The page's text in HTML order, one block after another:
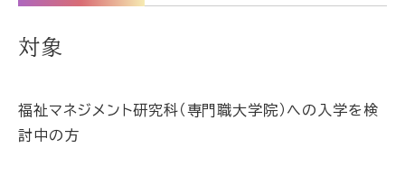
対象
福祉マネジメント研究科（専門職大学院）への入学を検
討中の方